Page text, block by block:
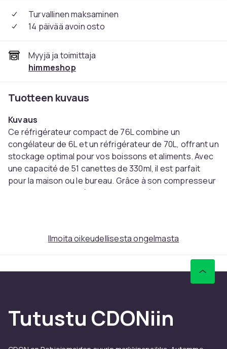
Turvallinen maksaminen
14 päivää avoin osto
Myyjä ja toimittaja
himmeshop
Tuotteen kuvaus
Kuvaus
Ce réfrigérateur compact de 76L combine un
congélateur de 6L et un réfrigérateur de 70L, offrant un
stockage optimal pour vos boissons et aliments. Avec
une capacité de 51 canettes de 330ml, il est parfait
pour la maison ou le bureau. Grâce à son compresseur
performant, ses 5 réglages de température et son
Principales caractéristiques
Refroidissement rapide et silencieux (moins de 43
dB) grâce à un compresseur puissant
Cinq réglages de température : congélateur de
espaces réduits comme salons, chambres ou
Ilmoita oikeudellisesta ongelmasta
Tutustu CDONiin